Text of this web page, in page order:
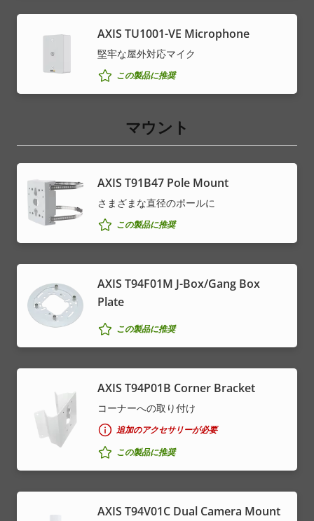
AXIS TU1001-VE Microphone
堅牢な屋外対応マイク
この製品に推奨
マウント
AXIS T91B47 Pole Mount
さまざまな直径のポールに
この製品に推奨
AXIS T94F01M J-Box/Gang Box
Plate
この製品に推奨
AXIS T94P01B Corner Bracket
コーナーへの取り付け
追加のアクセサリーが必要
この製品に推奨
AXIS T94V01C Dual Camera Mount